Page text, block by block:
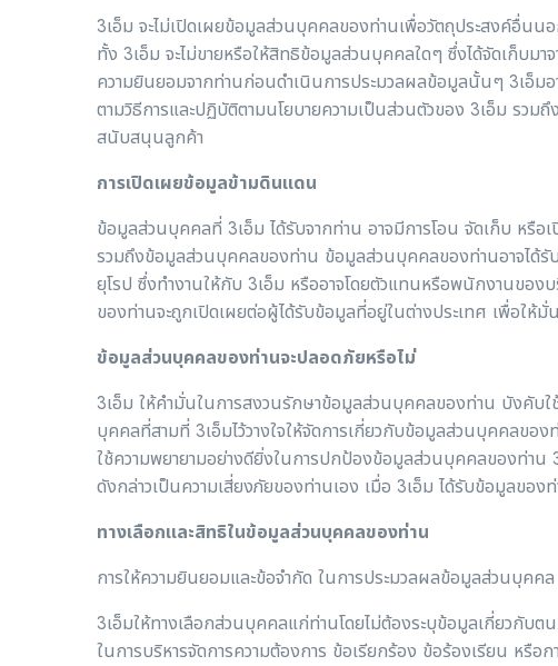
3เอ็ม จะไม่เปิดเผยข้อมูลส่วนบุคคลของท่านเพื่อวัตถุประสงค์อื่น
ทั้ง 3เอ็ม จะไม่ขายหรือให้สิทธิข้อมูลส่วนบุคคลใดๆ ซึ่งได้จัดเก็บม
ความยินยอมจากท่านก่อนดำเนินการประมวลผลข้อมูลนั้นๆ 3เอ็ม
ตามวิธีการและปฏิบัติตามนโยบายความเป็นส่วนตัวของ 3เอ็ม รวม
สนับสนุนลูกค้า
การเปิดเผยข้อมูลข้ามดินแดน
ข้อมูลส่วนบุคคลที่ 3เอ็ม ได้รับจากท่าน อาจมีการโอน จัดเก็บ หรือ
รวมถึงข้อมูลส่วนบุคคลของท่าน ข้อมูลส่วนบุคคลของท่านอาจได้รั
ยุโรป ซึ่งทำงานให้กับ 3เอ็ม หรืออาจโดยตัวแทนหรือพนักงานข
ของท่านจะถูกเปิดเผยต่อผู้ได้รับข้อมูลที่อยู่ในต่างประเทศ เพื่อให้
ข้อมูลส่วนบุคคลของท่านจะปลอดภัยหรือไม่
3เอ็ม ให้คำมั่นในการสงวนรักษาข้อมูลส่วนบุคคลของท่าน บังคับ
บุคคลที่สามที่ 3เอ็มไว้วางใจให้จัดการเกี่ยวกับข้อมูลส่วนบุคคลขอ
ใช้ความพยายามอย่างดียิ่งในการปกป้องข้อมูลส่วนบุคคลของท่าน
ดังกล่าวเป็นความเสี่ยงภัยของท่านเอง เมื่อ 3เอ็ม ได้รับข้อมูลขอ
ทางเลือกและสิทธิในข้อมูลส่วนบุคคลของท่าน
การให้ความยินยอมและข้อจำกัด ในการประมวลผลข้อมูลส่วนบุคคล
3เอ็มให้ทางเลือกส่วนบุคคลแก่ท่านโดยไม่ต้องระบุข้อมูลเกี่ยวกับ
ในการบริหารจัดการความต้องการ ข้อเรียกร้อง ข้อร้องเรียน หรือ